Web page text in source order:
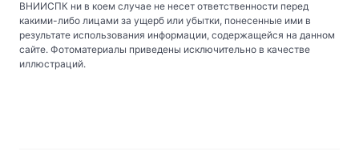
ВНИИСПК ни в коем случае не несет ответственности перед
какими-либо лицами за ущерб или убытки, понесенные ими в
результате использования информации, содержащейся на данном
сайте. Фотоматериалы приведены исключительно в качестве
иллюстраций.